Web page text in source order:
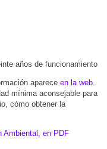
años de funcionamiento
aparece en la web
mínima aconsejable para
cómo obtener la
Ambiental, en PDF